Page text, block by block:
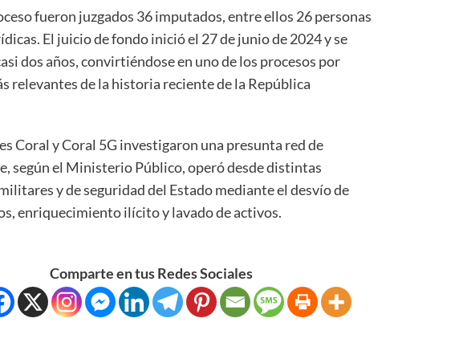
fueron juzgados 36 imputados, entre ellos 26 personas
El juicio de fondo inició el 27 de junio de 2024 y se
dos años, convirtiéndose en uno de los procesos por
relevantes de la historia reciente de la República
Coral y Coral 5G investigaron una presunta red de
según el Ministerio Público, operó desde distintas
y de seguridad del Estado mediante el desvío de
enriquecimiento ilícito y lavado de activos.
Comparte en tus Redes Sociales